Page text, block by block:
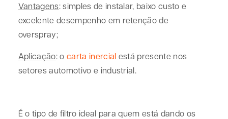
Vantagens: simples de instalar, baixo custo e
excelente desempenho em retenção de
overspray;
Aplicação: o carta inercial está presente nos
setores automotivo e industrial.
É o tipo de filtro ideal para quem está dando os